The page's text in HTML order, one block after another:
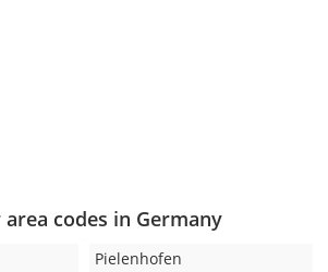
codes in Germany
Pielenhofen